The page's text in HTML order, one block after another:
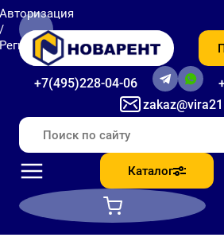
+7(495)228-04-06
Каталог